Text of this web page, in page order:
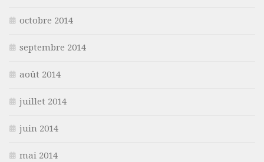
octobre 2014
septembre 2014
août 2014
juillet 2014
juin 2014
mai 2014